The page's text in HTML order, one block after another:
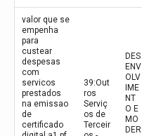
valor que se
empenha
para
custear
despesas
com
servicos
prestados
na emissao
de
certificado
39:Out
ros
Serviç
os de
Terceir
DES
ENV
OLV
IME
NT
O E
MO
DER